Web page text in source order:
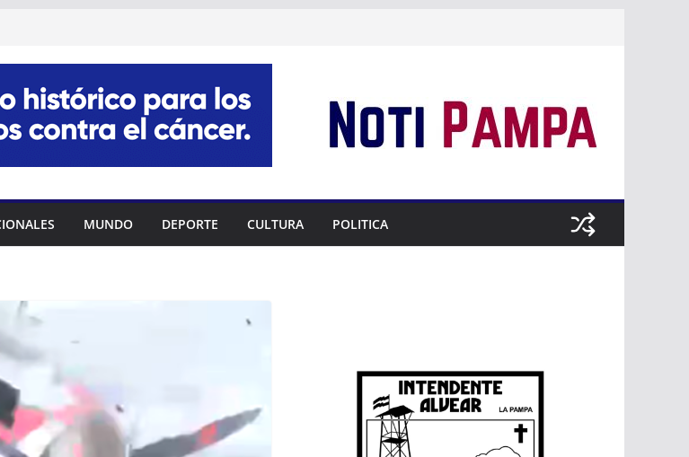
MUNDO DEPORTE CULTURA POLITICA